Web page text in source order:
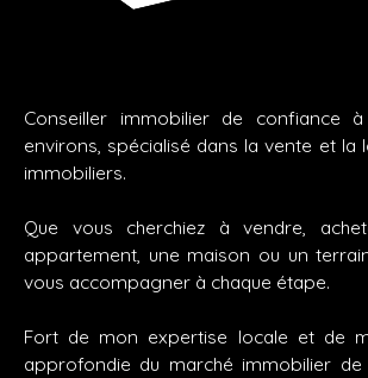
Conseiller immobilier de confiance
environs, spécialisé dans la vente et la
immobiliers.
Que vous cherchiez à vendre,
appartement, une maison ou un
vous accompagner à chaque étape.
Fort de mon expertise locale et de
approfondie du marché immobilier